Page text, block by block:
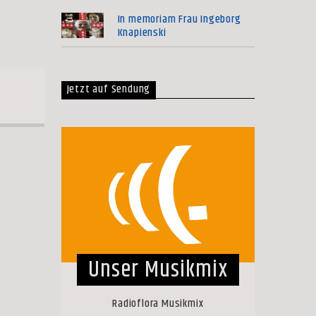
In memoriam Frau Ingeborg
Knapienski
Jetzt auf Sendung
Unser Musikmix
Radioflora Musikmix